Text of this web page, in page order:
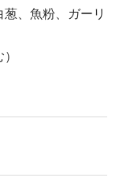
、魚粉、ガーリ